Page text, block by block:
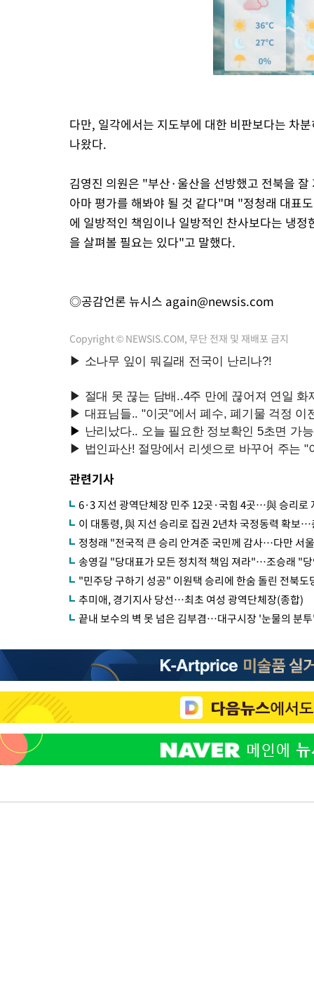
다만, 일각에서는 지도부에 대한 비판보다는 차
나왔다.
김영진 의원은 "부산·울산을 선방했고 전북을
아마 평가를 해봐야 될 것 같다"며 "정청래 대표
에 일방적인 책임이나 일방적인 찬사보다는 냉
을 살펴볼 필요는 있다"고 말했다.
◎공감언론 뉴시스 again@newsis.com
Copyright © NEWSIS.COM, 무단 전재 및 재배포 금지
관련기사
6·3 지선 광역단체장 민주 12곳·국힘 4곳…與 승리로
이 대통령, 與 지선 승리로 집권 2년차 국정동력 확보
정청래 "전국적 큰 승리 안겨준 국민께 감사…다만 서
송영길 "당대표가 모든 정치적 책임 져라"…조승래 "
"민주당 구하기 성공" 이원택 승리에 한숨 돌린 전북도
추미애, 경기지사 당선…최초 여성 광역단체장(종합)
끝내 보수의 벽 못 넘은 김부겸…대구시장 '눈물의 분